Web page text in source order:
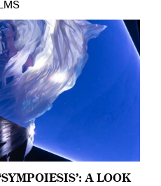
A LOOK